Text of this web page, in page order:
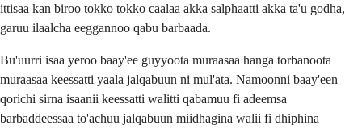
ittisaa kan biroo tokko tokko caalaa akka salphaatti akka ta'u godha,
garuu ilaalcha eeggannoo qabu barbaada.
Bu'uurri isaa yeroo baay'ee guyyoota muraasaa hanga torbanoota
muraasaa keessatti yaala jalqabuun ni mul'ata. Namoonni baay'een
qorichi sirna isaanii keessatti walitti qabamuu fi adeemsa
barbaddeessaa to'achuu jalqabuun miidhagina walii fi dhiphina